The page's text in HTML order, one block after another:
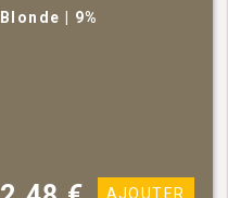
Blonde
| 9%
AJOUTER